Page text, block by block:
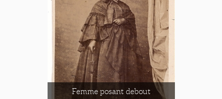
Femme posant debout